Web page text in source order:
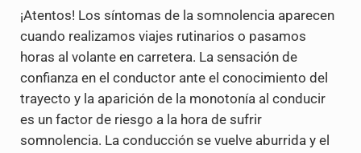
¡Atentos! Los síntomas de la somnolencia aparecen
cuando realizamos viajes rutinarios o pasamos
horas al volante en carretera. La sensación de
confianza en el conductor ante el conocimiento del
trayecto y la aparición de la monotonía al conducir
es un factor de riesgo a la hora de sufrir
somnolencia. La conducción se vuelve aburrida y el